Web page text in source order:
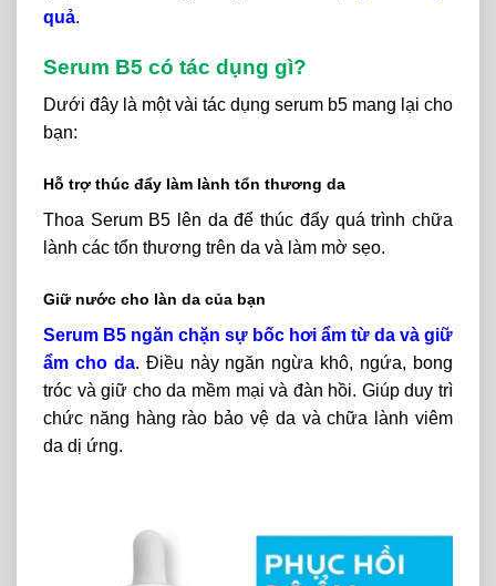
quả.
Serum B5 có tác dụng gì?
Dưới đây là một vài tác dụng serum b5 mang lại cho
bạn:
Hỗ trợ thúc đẩy làm lành tổn thương da
Thoa Serum B5 lên da để thúc đẩy quá trình chữa
lành các tổn thương trên da và làm mờ sẹo.
Giữ nước cho làn da của bạn
Serum B5 ngăn chặn sự bốc hơi ẩm từ da và giữ
ẩm cho da. Điều này ngăn ngừa khô, ngứa, bong
tróc và giữ cho da mềm mại và đàn hồi. Giúp duy trì
chức năng hàng rào bảo vệ da và chữa lành viêm
da dị ứng.